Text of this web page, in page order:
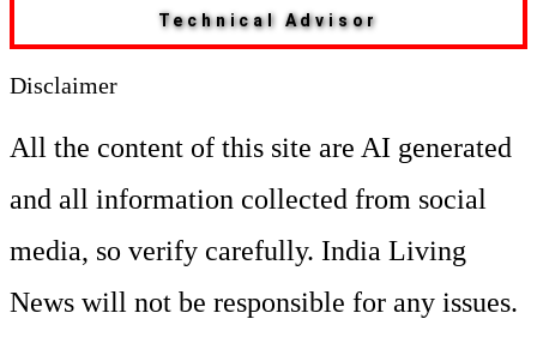
Technical Advisor
Disclaimer
All the content of this site are AI generated
and all information collected from social
media, so verify carefully. India Living
News will not be responsible for any issues.